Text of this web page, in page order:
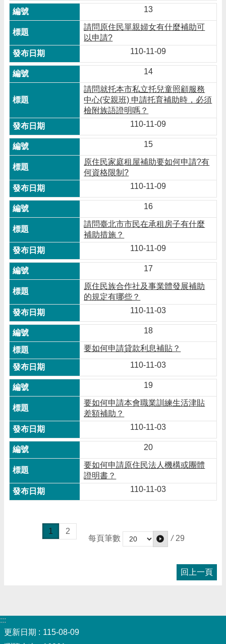
13
請問原住民單親婦女有什麼補助可
以申請?
110-11-09
14
請問就托本市私立托兒童照顧服務
中心(安親班) 申請托育補助時，必須
檢附族語證明嗎？
110-11-09
15
原住民家庭租屋補助要如何申請?有
何資格限制?
110-11-09
16
請問臺北市市民在承租房子有什麼
補助措施？
110-11-09
17
原住民族合作社及事業體發展補助
的規定有哪些？
110-11-03
18
要如何申請貸款利息補貼？
110-11-03
19
要如何申請本會職業訓練生活津貼
差額補助？
110-11-03
20
要如何申請原住民法人機構或團體
證明書？
110-11-03
1
2
每頁筆數
/ 29
回上一頁
:::
更新日期
115-08-09